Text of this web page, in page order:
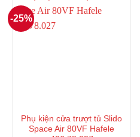
-25%
Phụ kiện cửa trượt tủ Slido
Space Air 80VF Hafele